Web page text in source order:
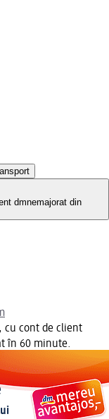
dmnemajorat din
cu cont de client
în 60 minute.